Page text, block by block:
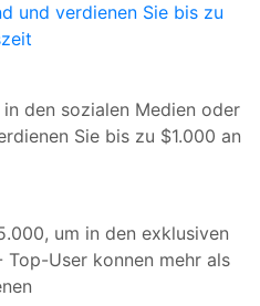
und verdienen Sie bis zu
den sozialen Medien oder
Sie bis zu $1.000 an
um in den exklusiven
User konnen mehr als